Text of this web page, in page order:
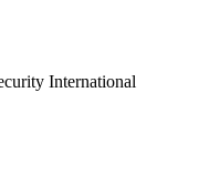
International